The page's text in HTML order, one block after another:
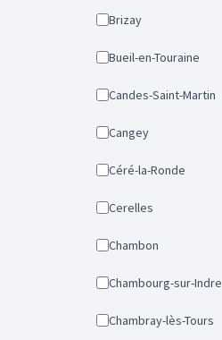
Brizay
Bueil-en-Touraine
Candes-Saint-Martin
Cangey
Céré-la-Ronde
Cerelles
Chambon
Chambourg-sur-Indre
Chambray-lès-Tours